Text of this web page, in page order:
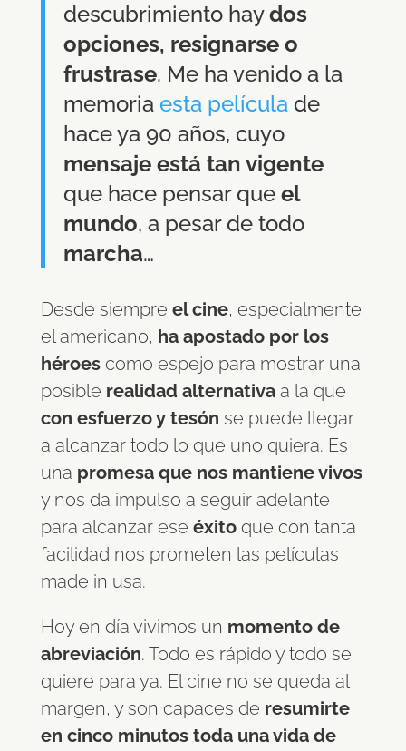
descubrimiento haydos
opciones, resignarse o
frustrase. Me ha venido a la
memoria esta películade
hace ya 90 años, cuyo
mensaje está tan vigente
que hace pensar que el
mundo, a pesar de todo
marcha…
Desde siempre el cine, especialmente
el americano, ha apostado por los
héroescomo espejo para mostrar una
posible realidad alternativaa la que
con esfuerzo y tesón se puede llegar
a alcanzar todo lo que uno quiera. Es
una promesa que nos mantiene vivos
y nos da impulso a seguir adelante
para alcanzar ese éxitoque con tanta
facilidad nos prometen las películas
made in usa.
Hoy en día vivimos un momento de
abreviación. Todo es rápido y todo se
quiere para ya. El cine no se queda al
margen, y son capaces de resumirte
en cinco minutos toda una vida de